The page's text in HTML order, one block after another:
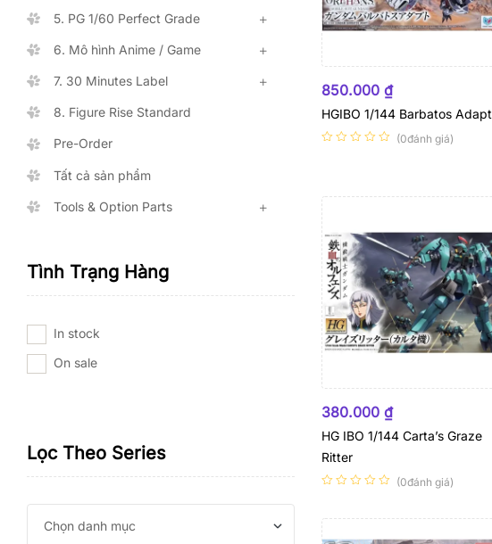
850.000 ₫
HGIBO 1/144 Barbatos Adapt
(0đánh giá)
380.000 ₫
HG IBO 1/144 Carta’s Graze
Ritter
(0đánh giá)
5. PG 1/60 Perfect Grade
6. Mô hình Anime / Game
7. 30 Minutes Label
8. Figure Rise Standard
Pre-Order
Tất cả sản phẩm
Tools & Option Parts
Tình Trạng Hàng
In stock
On sale
Lọc Theo Series